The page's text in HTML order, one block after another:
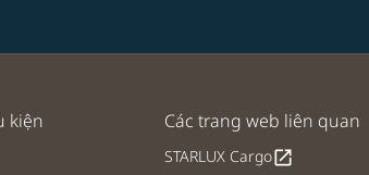
kiện Các trang web liên quan
STARLUX Cargoopen_in_new